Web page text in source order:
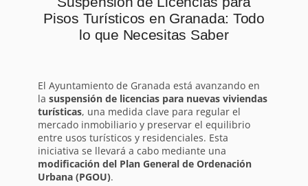
Pisos Turísticos en Granada: Todo
lo que Necesitas Saber
El Ayuntamiento de Granada está avanzando en
la suspensión de licencias para nuevas viviendas
turísticas, una medida clave para regular el
mercado inmobiliario y preservar el equilibrio
entre usos turísticos y residenciales. Esta
iniciativa se llevará a cabo mediante una
modificación del Plan General de Ordenación
Urbana (PGOU).